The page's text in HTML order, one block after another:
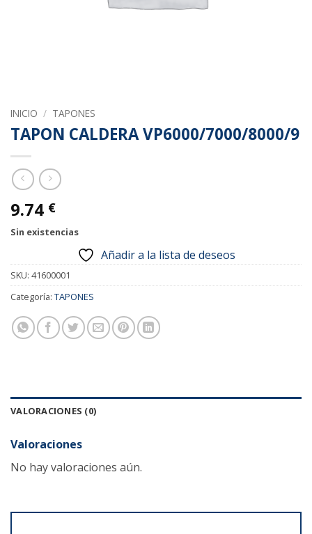
INICIO / TAPONES
TAPON CALDERA VP6000/7000/8000/9
9.74 €
Sin existencias
Añadir a la lista de deseos
SKU: 41600001
Categoría: TAPONES
VALORACIONES (0)
Valoraciones
No hay valoraciones aún.